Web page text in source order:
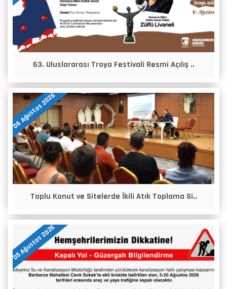
63. Uluslararası Troya Festivali Resmi Açılış ..
06 Ağustos 2026
Toplu Konut ve Sitelerde İkili Atık Toplama Si..
05 Ağustos 2026